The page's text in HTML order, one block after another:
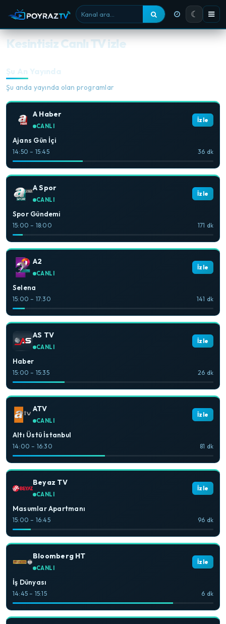
Kanal ara ☾
Kesintisiz Canlı TV izle
Şu An Yayında
Şu anda yayında olan programlar
A Haber
CANLI
İzle
Ajans Gün İçi
14:50 – 15:45 36 dk
A Spor
CANLI
İzle
Spor Gündemi
15:00 – 18:00 171 dk
A2
CANLI
İzle
Selena
15:00 – 17:30 141 dk
AS TV
CANLI
İzle
Haber
15:00 – 15:35 26 dk
ATV
CANLI
İzle
Altı Üstü İstanbul
14:00 – 16:30 81 dk
Beyaz TV
CANLI
İzle
Masumlar Apartmanı
15:00 – 16:45 96 dk
Bloomberg HT
CANLI
İzle
İş Dünyası
14:45 – 15:15 6 dk